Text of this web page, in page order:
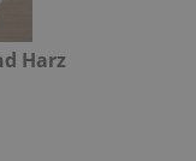
Harz